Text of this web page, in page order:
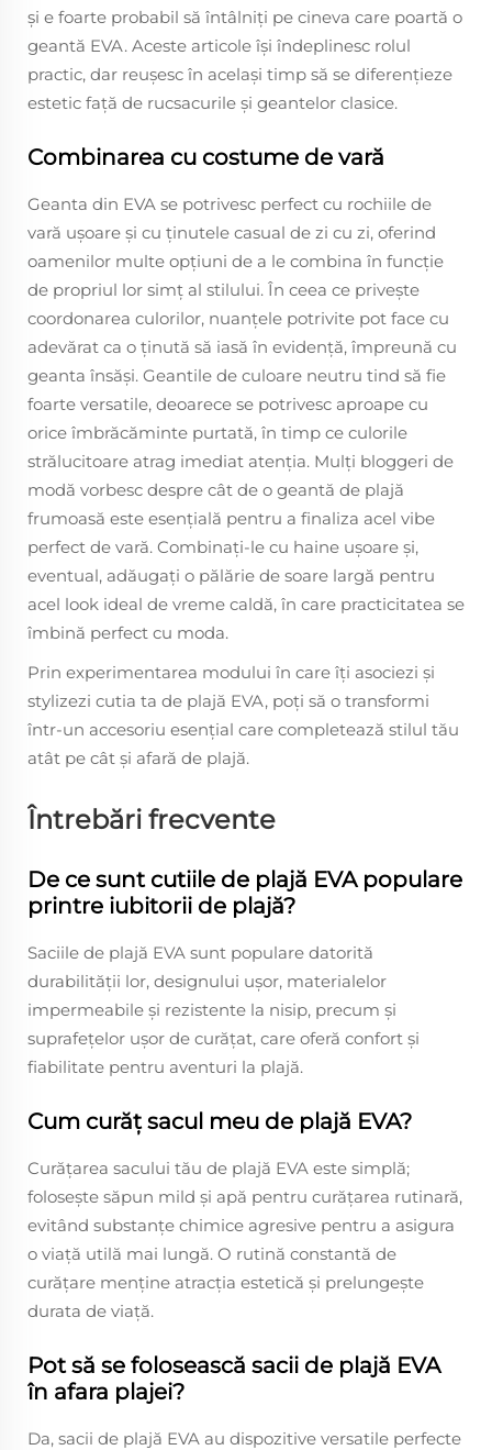
și e foarte probabil să întâlniți pe cineva care poartă o
geantă EVA. Aceste articole își îndeplinesc rolul
practic, dar reușesc în același timp să se diferențieze
estetic față de rucsacurile și geantelor clasice.
Combinarea cu costume de vară
Geanta din EVA se potrivesc perfect cu rochiile de
vară ușoare și cu ținutele casual de zi cu zi, oferind
oamenilor multe opțiuni de a le combina în funcție
de propriul lor simț al stilului. În ceea ce privește
coordonarea culorilor, nuanțele potrivite pot face cu
adevărat ca o ținută să iasă în evidență, împreună cu
geanta însăși. Geantile de culoare neutru tind să fie
foarte versatile, deoarece se potrivesc aproape cu
orice îmbrăcăminte purtată, în timp ce culorile
strălucitoare atrag imediat atenția. Mulți bloggeri de
modă vorbesc despre cât de o geantă de plajă
frumoasă este esențială pentru a finaliza acel vibe
perfect de vară. Combinați-le cu haine ușoare și,
eventual, adăugați o pălărie de soare largă pentru
acel look ideal de vreme caldă, în care practicitatea se
îmbină perfect cu moda.
Prin experimentarea modului în care îți asociezi și
stylizezi cutia ta de plajă EVA, poți să o transformi
într-un accesoriu esențial care completează stilul tău
atât pe cât și afară de plajă.
Întrebări frecvente
De ce sunt cutiile de plajă EVA populare
printre iubitorii de plajă?
Saciile de plajă EVA sunt populare datorită
durabilității lor, designului ușor, materialelor
impermeabile și rezistente la nisip, precum și
suprafețelor ușor de curățat, care oferă confort și
fiabilitate pentru aventuri la plajă.
Cum curăț sacul meu de plajă EVA?
Curățarea sacului tău de plajă EVA este simplă;
folosește săpun mild și apă pentru curățarea rutinară,
evitând substanțe chimice agresive pentru a asigura
o viață utilă mai lungă. O rutină constantă de
curățare menține atracția estetică și prelungește
durata de viață.
Pot să se folosească sacii de plajă EVA
în afara plajei?
Da, sacii de plajă EVA au dispozitive versatile perfecte